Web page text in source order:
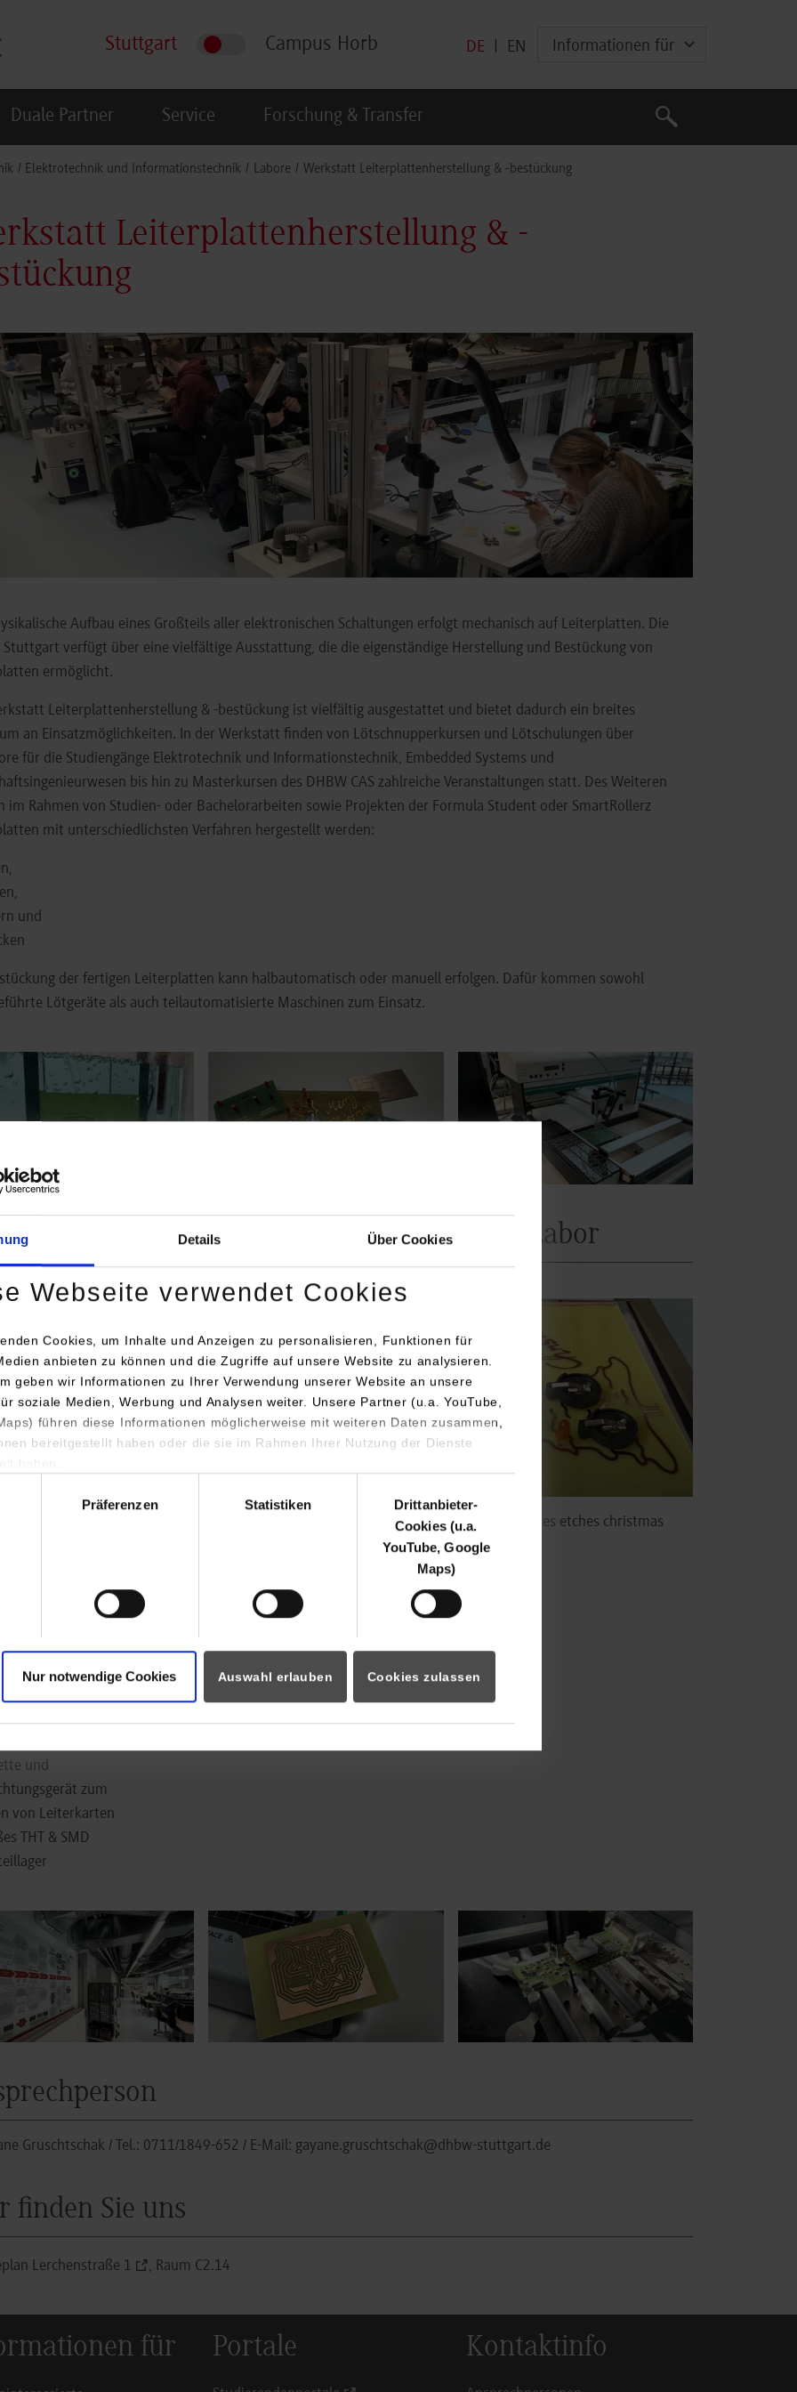
Details Über Cookies
Webseite verwendet Cookies
Cookies, um Inhalte und Anzeigen zu personalisieren, Funktionen für
anbieten zu können und die Zugriffe auf unsere Website zu analysieren.
geben wir Informationen zu Ihrer Verwendung unserer Website an unsere
soziale Medien, Werbung und Analysen weiter. Unsere Partner (u.a. YouTube,
führen diese Informationen möglicherweise mit weiteren Daten zusammen,
bereitgestellt haben oder die sie im Rahmen Ihrer Nutzung der Dienste
Präferenzen Statistiken
Drittanbieter-
Cookies (u.a.
YouTube, Google
Maps)
Nur notwendige Cookies Auswahl erlauben Cookies zulassen
Stuttgart Campus Horb DE EN Informationen für
Duale Partner Service Forschung & Transfer
Suche
Suche
Elektrotechnik und Informationstechnik Labore Werkstatt Leiterplattenherstellung & -bestückung
Leiterplattenherstellung & -
Aufbau eines Großteils aller elektronischen Schaltungen erfolgt mechanisch auf Leiterplatten. Die
Stuttgart verfügt über eine vielfältige Ausstattung, die die eigenständige Herstellung und Bestückung von
ermöglicht.
Leiterplattenherstellung & -bestückung ist vielfältig ausgestattet und bietet dadurch ein breites
an Einsatzmöglichkeiten. In der Werkstatt finden von Lötschnupperkursen und Lötschulungen über
für die Studiengänge Elektrotechnik und Informationstechnik, Embedded Systems und
bis hin zu Masterkursen des DHBW CAS zahlreiche Veranstaltungen statt. Des Weiteren
im Rahmen von Studien- oder Bachelorarbeiten sowie Projekten der Formula Student oder SmartRollerz
mit unterschiedlichsten Verfahren hergestellt werden:
und
der fertigen Leiterplatten kann halbautomatisch oder manuell erfolgen. Dafür kommen sowohl
Lötgeräte als auch teilautomatisierte Maschinen zum Einsatz.
version for: Show larger version for:
Rework
Mikroskop
8x
Ofen
und
zum
von Leiterkarten
THT & SMD
Grüße aus dem Labor
How an electronics engineer writes etches christmas
cards PCBs
version for: Show larger version for: Show larger version for:
Gruschtschak / Tel.: 0711/1849-652 / E-Mail: gayane.gruschtschak@dhbw-stuttgart.de
finden Sie uns
Lerchenstraße 1 , Raum C2.14
für Portale Kontaktinfo